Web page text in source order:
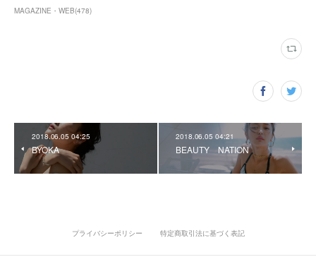
MAGAZINE・WEB(478)
2018.06.05 04:25
BYOKA
2018.06.05 04:21
BEAUTY NATION
プライバシーポリシー 特定商取引法に基づく表記